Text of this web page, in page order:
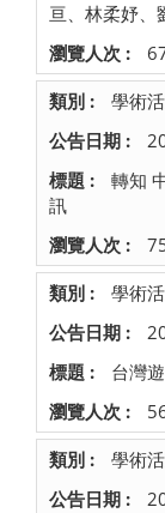
亘、林柔妤、
學術
轉知
訊
學術
台灣
學術